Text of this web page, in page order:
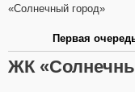
«Солнечный город»
Первая
ЖК